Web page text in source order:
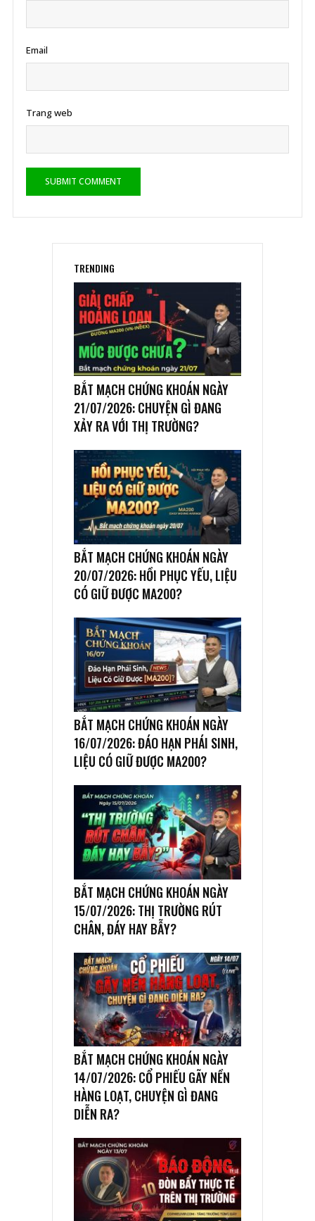
Email
Trang web
TRENDING
BẮT MẠCH CHỨNG KHOÁN NGÀY
21/07/2026: CHUYỆN GÌ ĐANG
XẢY RA VỚI THỊ TRƯỜNG?
BẮT MẠCH CHỨNG KHOÁN NGÀY
20/07/2026: HỒI PHỤC YẾU, LIỆU
CÓ GIỮ ĐƯỢC MA200?
BẮT MẠCH CHỨNG KHOÁN NGÀY
16/07/2026: ĐÁO HẠN PHÁI SINH,
LIỆU CÓ GIỮ ĐƯỢC MA200?
BẮT MẠCH CHỨNG KHOÁN NGÀY
15/07/2026: THỊ TRƯỜNG RÚT
CHÂN, ĐÁY HAY BẪY?
BẮT MẠCH CHỨNG KHOÁN NGÀY
14/07/2026: CỔ PHIẾU GÃY NỀN
HÀNG LOẠT, CHUYỆN GÌ ĐANG
DIỄN RA?